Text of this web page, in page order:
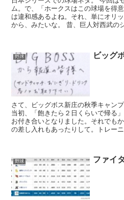
ム。で、「ホークスはこの球場を得
は違和感あるよね。それ、単にオリ
から、みたいな。 昔、巨人対西武の
野球 ビッグ
さて、ビッグボス新庄の秋季キャン
当初、「飽きたら２日くらいで帰る
お付き合いとなりました。それでも
の差し入れもあったりして。トレーニ
野球 ファイ